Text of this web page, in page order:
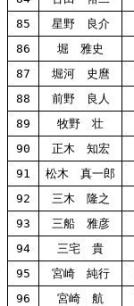
85
星野 良介
86
堀 雅史
87
堀河 史麿
88
前野 良人
89
牧野 壮
90
正木 知宏
91
松木 真一郎
92
三木 隆之
93
三船 雅彦
94
三宅 貴
95
宮崎 純行
96
宮崎 航